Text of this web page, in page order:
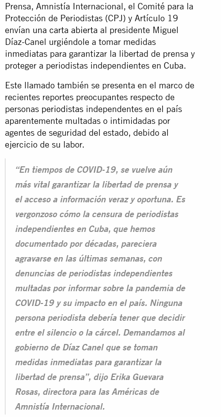
Prensa, Amnistía Internacional, el Comité para la
Protección de Periodistas (CPJ) y Artículo 19
envían una carta abierta al presidente Miguel
Díaz-Canel urgiéndole a tomar medidas
inmediatas para garantizar la libertad de prensa y
proteger a periodistas independientes en Cuba.
Este llamado también se presenta en el marco de
recientes reportes preocupantes respecto de
personas periodistas independentes en el país
aparentemente multadas o intimidadas por
agentes de seguridad del estado, debido al
ejercicio de su labor.
“En tiempos de COVID-19, se vuelve aún
más vital garantizar la libertad de prensa y
el acceso a información veraz y oportuna. Es
vergonzoso cómo la censura de periodistas
independientes en Cuba, que hemos
documentado por décadas, pareciera
agravarse en las últimas semanas, con
denuncias de periodistas independientes
multadas por informar sobre la pandemia de
COVID-19 y su impacto en el país. Ninguna
persona periodista debería tener que decidir
entre el silencio o la cárcel. Demandamos al
gobierno de Díaz Canel que se toman
medidas inmediatas para garantizar la
libertad de prensa”, dijo Erika Guevara
Rosas, directora para las Américas de
Amnistía Internacional.